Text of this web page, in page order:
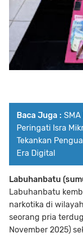
Baca Juga :
Peringati Isra
Tekankan
Era Digital
Labuhanbatu
Labuhanbatu
narkotika di
seorang pria
November 2025)